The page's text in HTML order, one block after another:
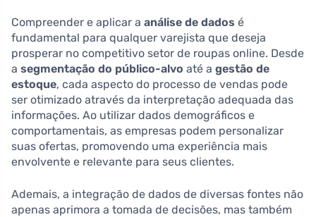
Compreender e aplicar a análise de dados é
fundamental para qualquer varejista que deseja
prosperar no competitivo setor de roupas online. Desde
a segmentação do público-alvo até a gestão de
estoque, cada aspecto do processo de vendas pode
ser otimizado através da interpretação adequada das
informações. Ao utilizar dados demográficos e
comportamentais, as empresas podem personalizar
suas ofertas, promovendo uma experiência mais
envolvente e relevante para seus clientes.
Ademais, a integração de dados de diversas fontes não
apenas aprimora a tomada de decisões, mas também